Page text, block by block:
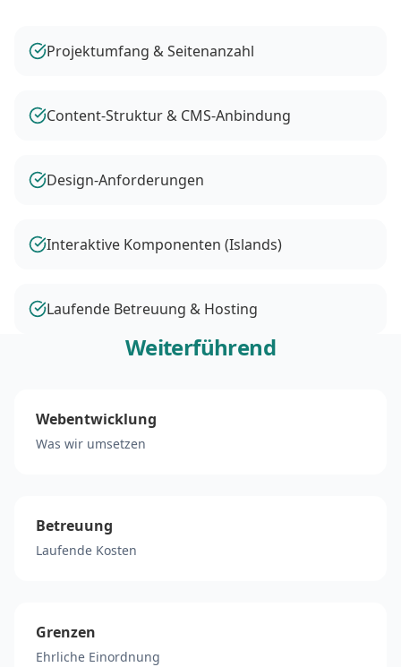
Projektumfang & Seitenanzahl
Content-Struktur & CMS-Anbindung
Design-Anforderungen
Interaktive Komponenten (Islands)
Laufende Betreuung & Hosting
Weiterführend
Webentwicklung
Was wir umsetzen
Betreuung
Laufende Kosten
Grenzen
Ehrliche Einordnung